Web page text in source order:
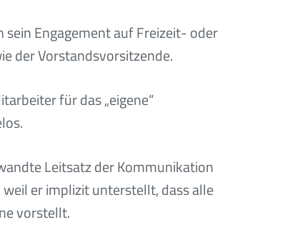
Engagement auf Freizeit- oder
der Vorstandsvorsitzende.
für das „eigene“
Leitsatz der Kommunikation
weil er implizit unterstellt, dass alle
vorstellt.